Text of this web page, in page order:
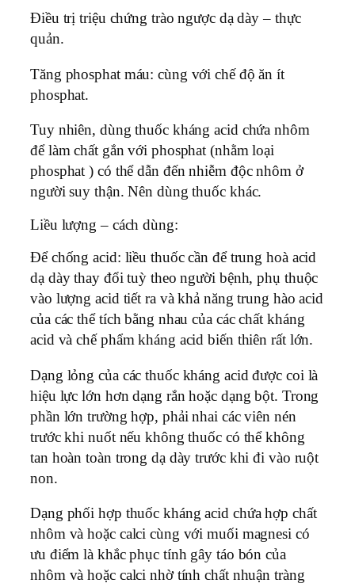
Điều trị triệu chứng trào ngược dạ dày – thực
quản.
Tăng phosphat máu: cùng với chế độ ăn ít
phosphat.
Tuy nhiên, dùng thuốc kháng acid chứa nhôm
để làm chất gắn với phosphat (nhằm loại
phosphat ) có thể dẫn đến nhiễm độc nhôm ở
người suy thận. Nên dùng thuốc khác.
Liều lượng – cách dùng:
Để chống acid: liều thuốc cần để trung hoà acid
dạ dày thay đổi tuỳ theo người bệnh, phụ thuộc
vào lượng acid tiết ra và khả năng trung hào acid
của các thể tích bằng nhau của các chất kháng
acid và chế phẩm kháng acid biến thiên rất lớn.
Dạng lỏng của các thuốc kháng acid được coi là
hiệu lực lớn hơn dạng rắn hoặc dạng bột. Trong
phần lớn trường hợp, phải nhai các viên nén
trước khi nuốt nếu không thuốc có thể không
tan hoàn toàn trong dạ dày trước khi đi vào ruột
non.
Dạng phối hợp thuốc kháng acid chứa hợp chất
nhôm và hoặc calci cùng với muối magnesi có
ưu điểm là khắc phục tính gây táo bón của
nhôm và hoặc calci nhờ tính chất nhuận tràng